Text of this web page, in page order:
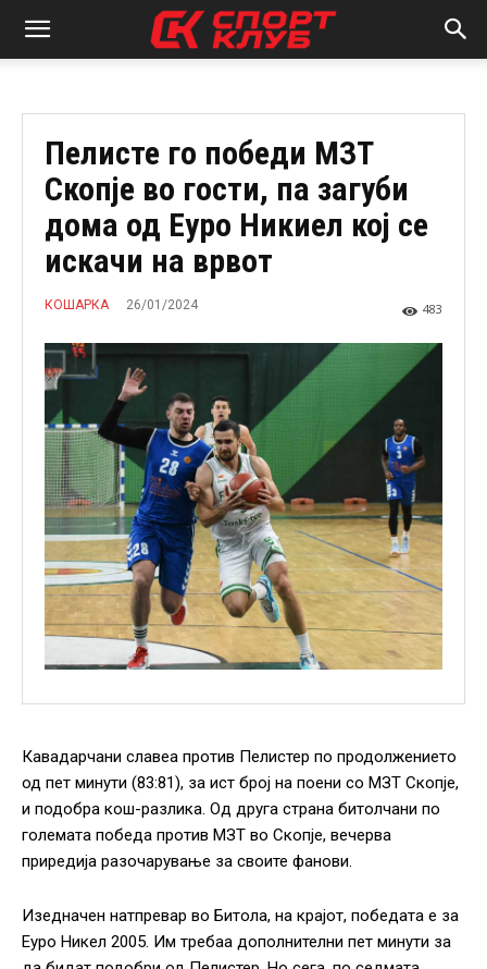
Пелисте го победи МЗТ
Скопје во гости, па загуби
дома од Еуро Никиел кој се
искачи на врвот
КОШАРКА 26/01/2024 483
Кавадарчани славеа против Пелистер по продолжението
од пет минути (83:81), за ист број на поени со МЗТ Скопје,
и подобра кош-разлика. Од друга страна битолчани по
големата победа против МЗТ во Скопје, вечерва
приредија разочарување за своите фанови.
Изедначен натпревар во Битола, на крајот, победата е за
Еуро Никел 2005. Им требаа дополнителни пет минути за